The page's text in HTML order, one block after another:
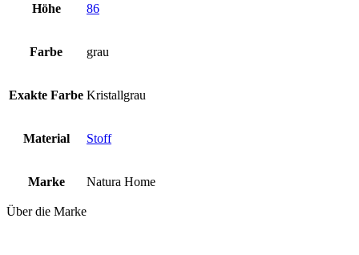
Höhe 86
Farbe grau
Exakte Farbe Kristallgrau
Material Stoff
Marke Natura Home
Über die Marke